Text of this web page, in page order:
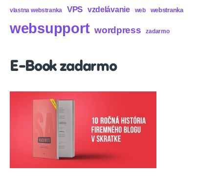
vlastna webstranka VPS vzdelávanie web webstranka
websupport wordpress zadarmo
E-Book zadarmo